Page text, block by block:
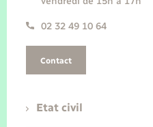
02 32 49 10 64
Contact
Etat civil